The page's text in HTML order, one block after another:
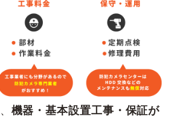
機器・基本設置工事・保証が